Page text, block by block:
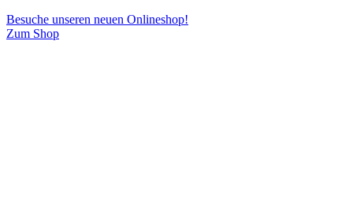
Besuche unseren neuen Onlineshop!
Zum Shop